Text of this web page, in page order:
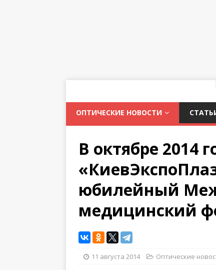
ОПТИЧЕСКИЕ НОВОСТИ
В октябре 2014
юбилейный
медицинский
11 августа 2014 Оптические